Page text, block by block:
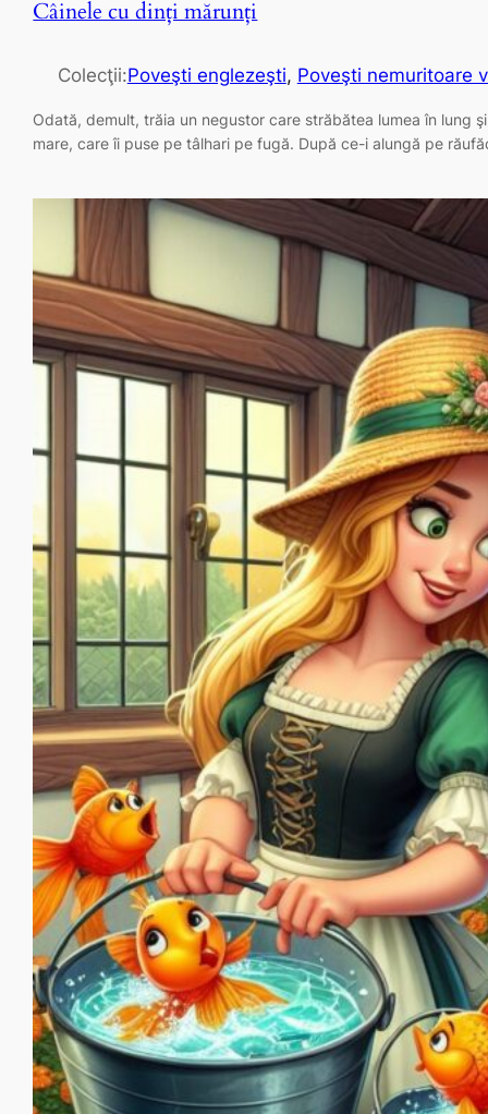
Câinele cu dinţi mărunți
Colecţii:Poveşti englezeşti, Poveşti nemuritoare
Odată, demult, trăia un negustor care străbătea lumea în lung
mare, care îi puse pe tâlhari pe fugă. După ce-i alungă pe